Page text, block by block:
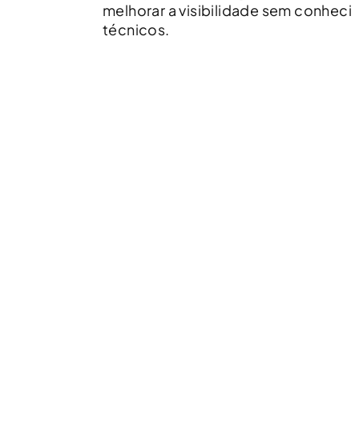
melhorar a visibilidade sem
técnicos.